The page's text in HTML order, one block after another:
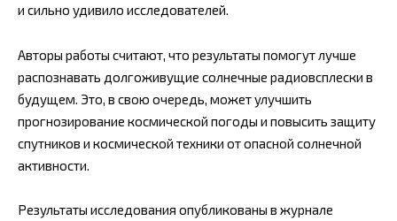
и сильно удивило исследователей.
Авторы работы считают, что результаты помогут лучше
распознавать долгоживущие солнечные радиовсплески в
будущем. Это, в свою очередь, может улучшить
прогнозирование космической погоды и повысить защиту
спутников и космической техники от опасной солнечной
активности.
Результаты исследования опубликованы в журнале